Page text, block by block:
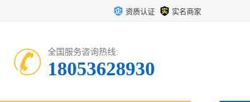
资质认证 实名商家
全国服务咨询热线:
18053628930